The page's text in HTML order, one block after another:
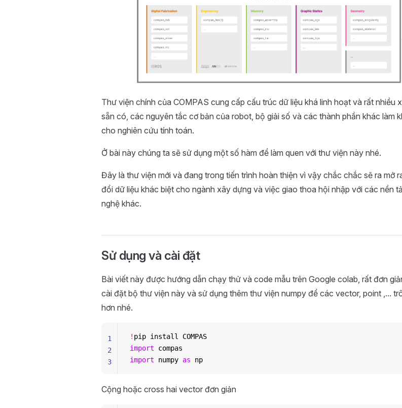
Thư viện chính của COMPAS cung cấp cấu trúc dữ liệu khá linh hoạt và rất nhiều
sẵn có, các nguyên tắc cơ bản của robot, bộ giải số và các thành phần khác làm
cho nghiên cứu tính toán.
Ở bài này chúng ta sẽ sử dụng một số hàm để làm quen với thư viện này nhé.
Đây là thư viện mới và đang trong tiến trình hoàn thiện vì vậy chắc chắc sẽ ra mở
đổi dữ liệu khác biệt cho ngành xây dựng và việc giao thoa hội nhập với các nền
nghệ khác.
Sử dụng và cài đặt
Bài viết này được hướng dẫn chạy thử và code mẫu trên Google colab, rất đơn
cài đặt bộ thư viện này và sử dụng thêm thư viện numpy để các vector, point ,...
hơn nhé.
! pip install COMPAS
import compas
import numpy as np
1
2
3
Cộng hoặc cross hai vector đơn giản